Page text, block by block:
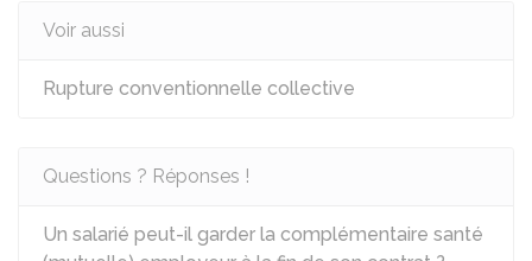
Voir aussi
Rupture conventionnelle collective
Questions ? Réponses !
Un salarié peut-il garder la complémentaire santé